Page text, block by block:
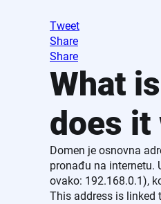
Tweet
Share
Share
What
does it
Domen je osnovna
pronađu na internetu.
ovako: 192.168.0.1),
This address is linked